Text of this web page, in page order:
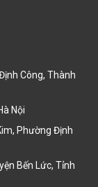
Công, Thành
Nội
Phường Định
Bến Lức, Tỉnh